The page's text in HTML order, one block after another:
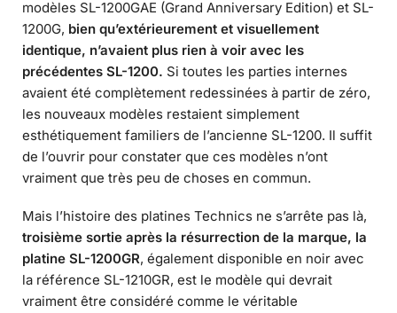
modèles SL-1200GAE (Grand Anniversary Edition) et SL-
1200G, bien qu’extérieurement et visuellement
identique, n’avaient plus rien à voir avec les
précédentes SL-1200. Si toutes les parties internes
avaient été complètement redessinées à partir de zéro,
les nouveaux modèles restaient simplement
esthétiquement familiers de l’ancienne SL-1200. Il suffit
de l’ouvrir pour constater que ces modèles n’ont
vraiment que très peu de choses en commun.
Mais l’histoire des platines Technics ne s’arrête pas là,
troisième sortie après la résurrection de la marque, la
platine SL-1200GR, également disponible en noir avec
la référence SL-1210GR, est le modèle qui devrait
vraiment être considéré comme le véritable